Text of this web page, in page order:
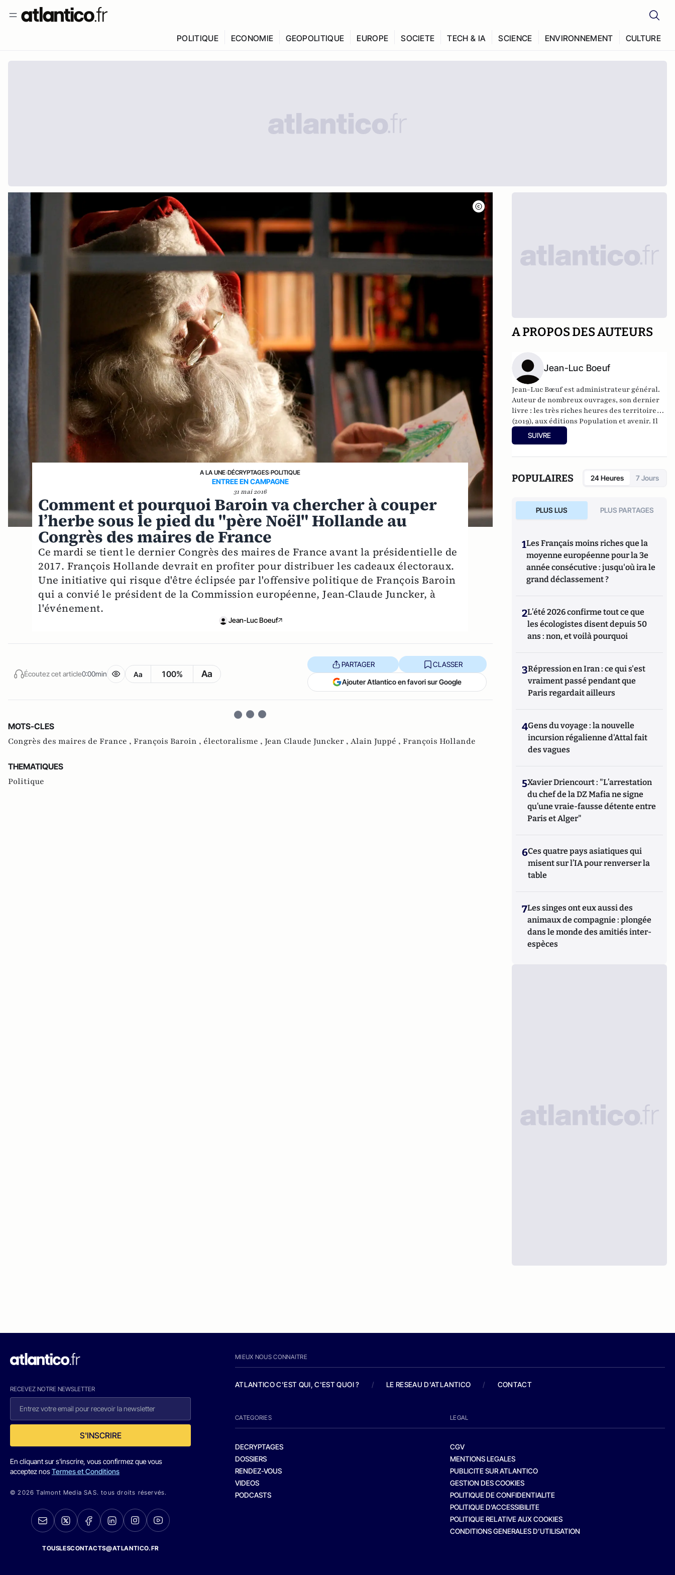
POLITIQUE ECONOMIE GEOPOLITIQUE EUROPE SOCIETE TECH & IA SCIENCE ENVIRONNEMENT CULTURE
A LA UNE›DÉCRYPTAGES›POLITIQUE
ENTREE EN CAMPAGNE
31 mai 2016
Comment et pourquoi Baroin va chercher à couper
l’herbe sous le pied du "père Noël" Hollande au
Congrès des maires de France
Ce mardi se tient le dernier Congrès des maires de France avant la présidentielle de
2017. François Hollande devrait en profiter pour distribuer les cadeaux électoraux.
Une initiative qui risque d'être éclipsée par l'offensive politique de François Baroin
qui a convié le président de la Commission européenne, Jean-Claude Juncker, à
l'événement.
Jean-Luc Boeuf
Écoutez cet article0:00min Aa 100% Aa
PARTAGER CLASSER
Ajouter Atlantico en favori sur Google
MOTS-CLES
Congrès des maires de France , François Baroin , électoralisme , Jean Claude Juncker , Alain Juppé , François Hollande
THEMATIQUES
Politique
A PROPOS DES AUTEURS
Jean-Luc Boeuf
Jean-Luc Bœuf est administrateur général.
Auteur de nombreux ouvrages, son dernier
livre : les très riches heures des territoires
(2019), aux éditions Population et avenir. Il
est actuellement directeur général des
services du conseil départemental de la
SUIVRE
POPULAIRES 24 Heures 7 Jours
PLUS LUS PLUS PARTAGES
1Les Français moins riches que la
moyenne européenne pour la 3e
année consécutive : jusqu'où ira le
grand déclassement ?
2L’été 2026 confirme tout ce que
les écologistes disent depuis 50
ans : non, et voilà pourquoi
3Répression en Iran : ce qui s'est
vraiment passé pendant que
Paris regardait ailleurs
4Gens du voyage : la nouvelle
incursion régalienne d'Attal fait
des vagues
5Xavier Driencourt : "L’arrestation
du chef de la DZ Mafia ne signe
qu’une vraie-fausse détente entre
Paris et Alger"
6Ces quatre pays asiatiques qui
misent sur l’IA pour renverser la
table
7Les singes ont eux aussi des
animaux de compagnie : plongée
dans le monde des amitiés inter-
espèces
RECEVEZ NOTRE NEWSLETTER
S'INSCRIRE
En cliquant sur s'inscrire, vous confirmez que vous
acceptez nosTermes et Conditions
© 2026 Talmont Media SAS. tous droits réservés.
TOUSLESCONTACTS@ATLANTICO.FR
MIEUX NOUS CONNAITRE
ATLANTICO C'EST QUI, C'EST QUOI ? / LE RESEAU D'ATLANTICO / CONTACT
CATEGORIES
DECRYPTAGES
DOSSIERS
RENDEZ-VOUS
VIDEOS
PODCASTS
LEGAL
CGV
MENTIONS LEGALES
PUBLICITE SUR ATLANTICO
GESTION DES COOKIES
POLITIQUE DE CONFIDENTIALITE
POLITIQUE D’ACCESSIBILITE
POLITIQUE RELATIVE AUX COOKIES
CONDITIONS GENERALES D’UTILISATION